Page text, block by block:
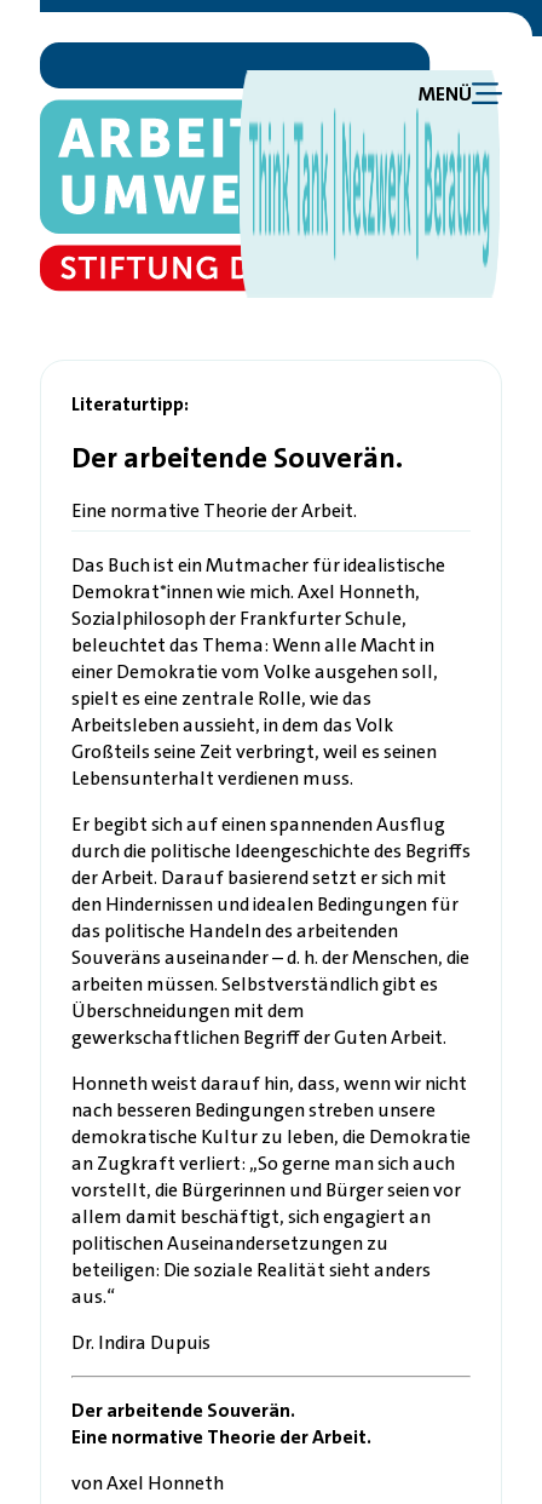
MENÜ
Literaturtipp:
Der arbeitende Souverän.
Eine normative Theorie der Arbeit.
Das Buch ist ein Mutmacher für idealistische
Demokrat*innen wie mich. Axel Honneth,
Sozialphilosoph der Frankfurter Schule,
beleuchtet das Thema: Wenn alle Macht in
einer Demokratie vom Volke ausgehen soll,
spielt es eine zentrale Rolle, wie das
Arbeitsleben aussieht, in dem das Volk
Großteils seine Zeit verbringt, weil es seinen
Lebensunterhalt verdienen muss.
Er begibt sich auf einen spannenden Ausflug
durch die politische Ideengeschichte des Begriffs
der Arbeit. Darauf basierend setzt er sich mit
den Hindernissen und idealen Bedingungen für
das politische Handeln des arbeitenden
Souveräns auseinander – d. h. der Menschen, die
arbeiten müssen. Selbstverständlich gibt es
Überschneidungen mit dem
gewerkschaftlichen Begriff der Guten Arbeit.
Honneth weist darauf hin, dass, wenn wir nicht
nach besseren Bedingungen streben unsere
demokratische Kultur zu leben, die Demokratie
an Zugkraft verliert: „So gerne man sich auch
vorstellt, die Bürgerinnen und Bürger seien vor
allem damit beschäftigt, sich engagiert an
politischen Auseinandersetzungen zu
beteiligen: Die soziale Realität sieht anders
aus.“
Dr. Indira Dupuis
Der arbeitende Souverän.
Eine normative Theorie der Arbeit.
von Axel Honneth